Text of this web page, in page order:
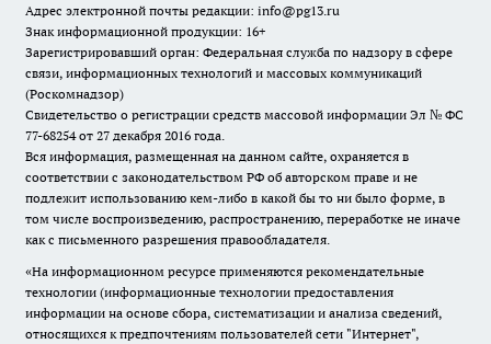
Адрес электронной почты редакции: info@pg13.ru
Знак информационной продукции: 16+
Зарегистрировавший орган: Федеральная служба по надзору в сфере
связи, информационных технологий и массовых коммуникаций
(Роскомнадзор)
Свидетельство о регистрации средств массовой информации Эл № ФС
77-68254 от 27 декабря 2016 года.
Вся информация, размещенная на данном сайте, охраняется в
соответствии с законодательством РФ об авторском праве и не
подлежит использованию кем-либо в какой бы то ни было форме, в
том числе воспроизведению, распространению, переработке не иначе
как с письменного разрешения правообладателя.
«На информационном ресурсе применяются рекомендательные
технологии (информационные технологии предоставления
информации на основе сбора, систематизации и анализа сведений,
относящихся к предпочтениям пользователей сети "Интернет",